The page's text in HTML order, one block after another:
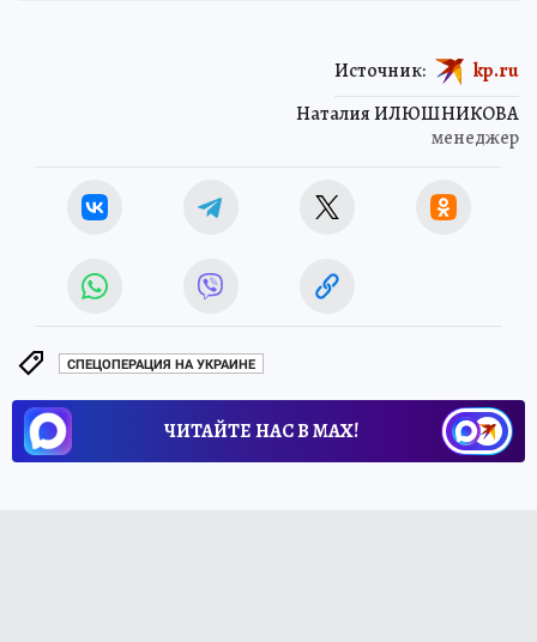
Наталия ИЛЮШНИКОВА
менеджер
Источник: kp.ru
СПЕЦОПЕРАЦИЯ НА УКРАИНЕ
ЧИТАЙТЕ НАС В МАХ!